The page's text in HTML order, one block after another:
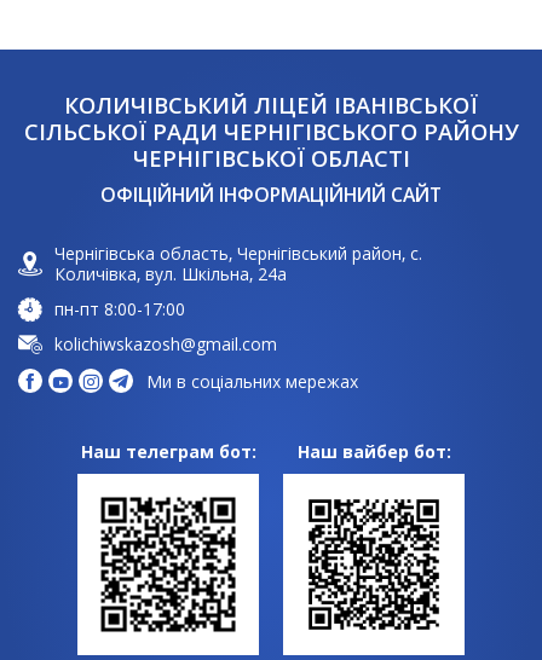
КОЛИЧІВСЬКИЙ ЛІЦЕЙ ІВАНІВСЬКОЇ
СІЛЬСЬКОЇ РАДИ ЧЕРНІГІВСЬКОГО РАЙОНУ
ЧЕРНІГІВСЬКОЇ ОБЛАСТІ
ОФІЦІЙНИЙ ІНФОРМАЦІЙНИЙ САЙТ
Чернігівська область, Чернігівський район, с.
Количівка, вул. Шкільна, 24а
пн-пт 8:00-17:00
kolichiwskazosh@gmail.com
Ми в соціальних мережах
Наш телеграм бот: Наш вайбер бот: